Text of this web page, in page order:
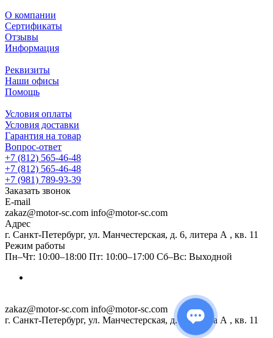
О компании
Сертификаты
Отзывы
Информация
Реквизиты
Наши офисы
Помощь
Условия оплаты
Условия доставки
Гарантия на товар
Вопрос-ответ
+7 (812) 565-46-48
+7 (812) 565-46-48
+7 (981) 789-93-39
Заказать звонок
E-mail
zakaz@motor-sc.com info@motor-sc.com
Адрес
г. Санкт-Петербург, ул. Манчестерская, д. 6, литера А , кв. 11
Режим работы
Пн–Чт: 10:00–18:00 Пт: 10:00–17:00 Сб–Вс: Выходной
zakaz@motor-sc.com info@motor-sc.com
г. Санкт-Петербург, ул. Манчестерская, д. 6, литера А , кв. 11